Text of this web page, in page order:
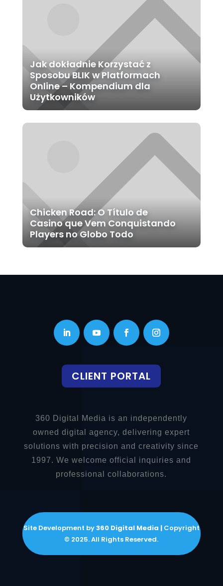
Jak dokładnie Korzystać z
Sposobu BLIK w Platformach
Online – Kompendium dla
Użytkowników
Chicken Road: O Título de
Casino que Vem Conquistando
Players no Globo Todo
CLIENT PORTAL
360 Digital Media is an independently
owned digital agency, delivering expert
solutions with precision and creativity since
1997. We welcome official inquiries and
professional collaborations.
Site Development by360 Digital Media |Copyright
© 2025. All Rights Reserved.